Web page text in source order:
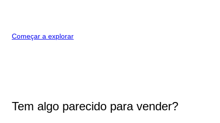
Começar a explorar
Tem algo parecido para vender?